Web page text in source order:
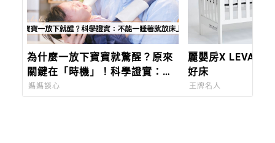
為什麼一放下寶寶就驚醒？原來
關鍵在「時機」！科學證實：安
撫寶寶最有效率的方法是這個
媽媽談心
麗嬰房X LEVANA
好床
王牌名人